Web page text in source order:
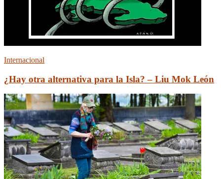
Internacional
¿Hay otra alternativa para la Isla? – Liu Mok León